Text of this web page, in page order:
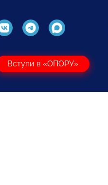
Вступи в «ОПОРУ»